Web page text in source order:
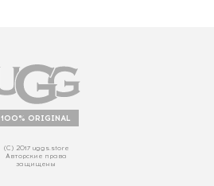
100% ORIGINAL
(С) 2017 uggs.store
Авторские права
защищены